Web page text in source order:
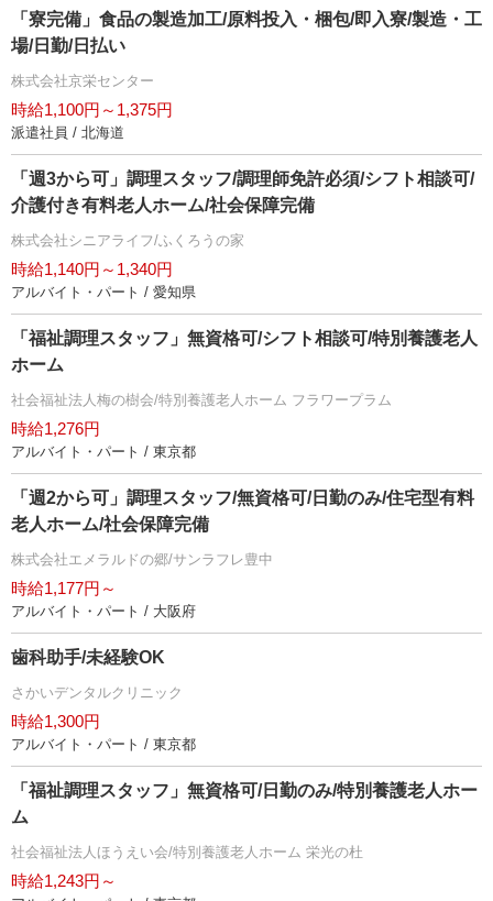
「寮完備」食品の製造加工/原料投入・梱包/即入寮/製造・工
場/日勤/日払い
株式会社京栄センター
時給1,100円～1,375円
派遣社員 / 北海道
「週3から可」調理スタッフ/調理師免許必須/シフト相談可/
介護付き有料老人ホーム/社会保障完備
株式会社シニアライフ/ふくろうの家
時給1,140円～1,340円
アルバイト・パート / 愛知県
「福祉調理スタッフ」無資格可/シフト相談可/特別養護老人
ホーム
社会福祉法人梅の樹会/特別養護老人ホーム フラワープラム
時給1,276円
アルバイト・パート / 東京都
「週2から可」調理スタッフ/無資格可/日勤のみ/住宅型有料
老人ホーム/社会保障完備
株式会社エメラルドの郷/サンラフレ豊中
時給1,177円～
アルバイト・パート / 大阪府
歯科助手/未経験OK
さかいデンタルクリニック
時給1,300円
アルバイト・パート / 東京都
「福祉調理スタッフ」無資格可/日勤のみ/特別養護老人ホー
ム
社会福祉法人ほうえい会/特別養護老人ホーム 栄光の杜
時給1,243円～